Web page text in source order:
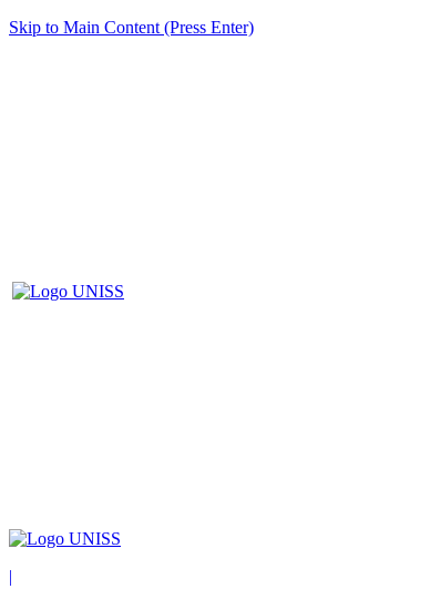
Skip to Main Content (Press Enter)
|